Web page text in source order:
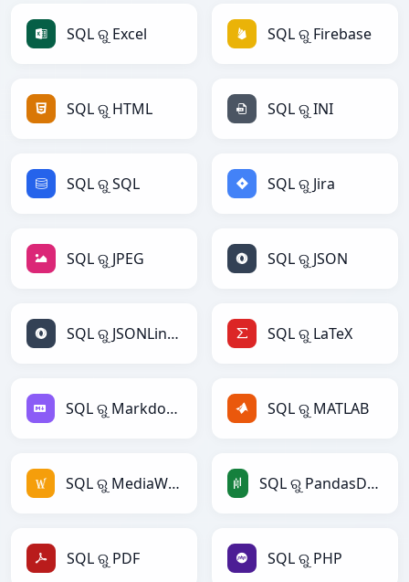
SQL ରୁ Excel SQL ରୁ Firebase
SQL ରୁ HTML SQL ରୁ INI
SQL ରୁ SQL SQL ରୁ Jira
SQL ରୁ JPEG SQL ରୁ JSON
SQL ରୁ JSONLines SQL ରୁ LaTeX
SQL ରୁ Markdown SQL ରୁ MATLAB
SQL ରୁ MediaWiki SQL ରୁ PandasDataFrame
SQL ରୁ PDF SQL ରୁ PHP